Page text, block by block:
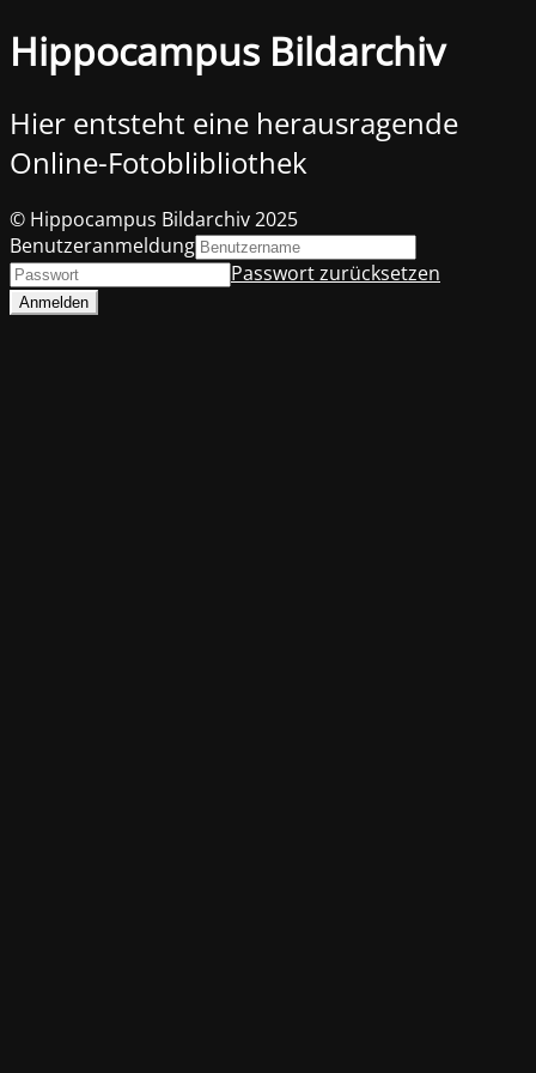
Hippocampus Bildarchiv
Hier entsteht eine herausragende
Online-Fotoblibliothek
© Hippocampus Bildarchiv 2025
Benutzeranmeldung
Passwort zurücksetzen